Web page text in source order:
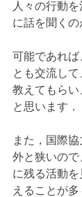
人々の行動
に話を聞くの
可能であれ
とも交流し
教えてもら
と思います．
また，国際
外と狭いの
に残る活動
えることが多